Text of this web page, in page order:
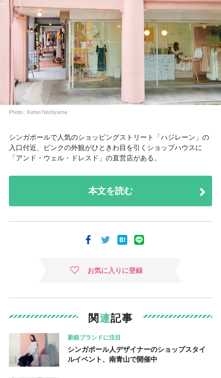
Photo : Kohei Nishiyama
シンガポールで人気のショッピングストリート「ハジレーン」の
入口付近、ピンクの外観がひときわ目を引くショップハウスに
「アンド・ウェル・ドレスド」の直営店がある。
本文を読む
お気に入りに登録
関連記事
新鋭ブランドに注目
シンガポール人デザイナーのショップスタイ
ルイベント、南青山で開催中